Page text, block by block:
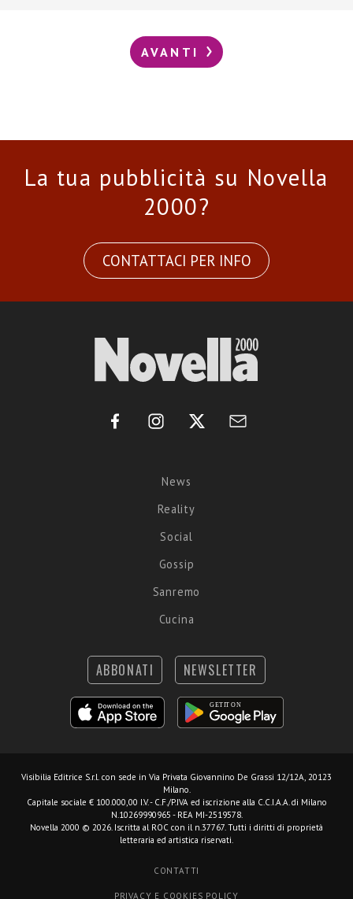
AVANTI
La tua pubblicità su Novella
2000?
CONTATTACI PER INFO
News
Reality
Social
Gossip
Sanremo
Cucina
ABBONATI NEWSLETTER
Visibilia Editrice S.r.l. con sede in Via Privata Giovannino De Grassi 12/12A, 20123
Milano.
Capitale sociale € 100.000,00 I.V. - C.F./P.IVA ed iscrizione alla C.C.I.A.A. di Milano
N.10269990965 - REA MI-2519578.
Novella 2000 © 2026. Iscritta al ROC con il n.37767. Tutti i diritti di proprietà
letteraria ed artistica riservati.
CONTATTI
PRIVACY E COOKIES POLICY